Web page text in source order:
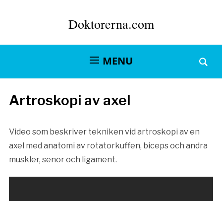
Doktorerna.com
MENU
Artroskopi av axel
Video som beskriver tekniken vid artroskopi av en
axel med anatomi av rotatorkuffen, biceps och andra
muskler, senor och ligament.